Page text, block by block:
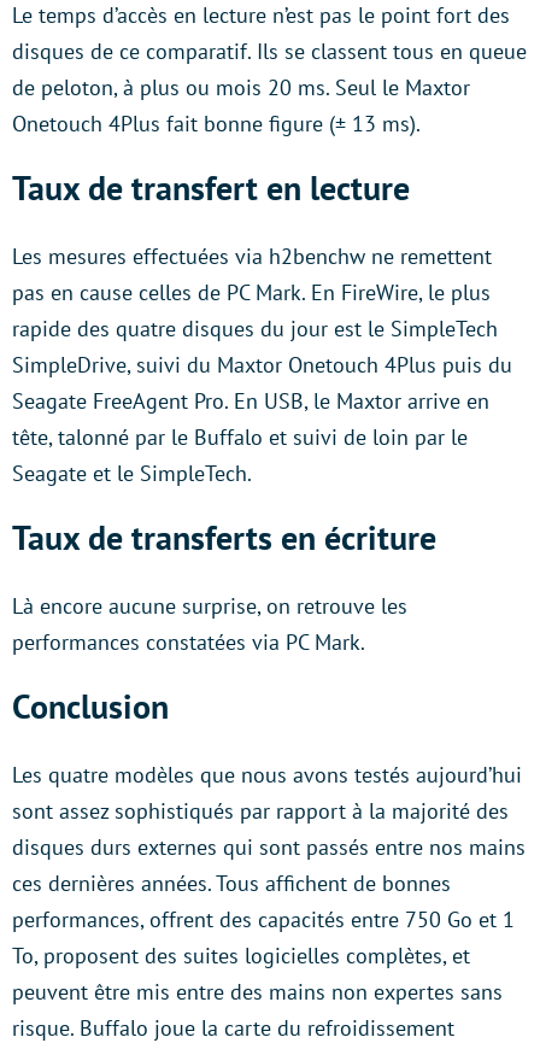
Le temps d’accès en lecture n’est pas le point fort des
disques de ce comparatif. Ils se classent tous en queue
de peloton, à plus ou mois 20 ms. Seul le Maxtor
Onetouch 4Plus fait bonne figure (± 13 ms).
Taux de transfert en lecture
Les mesures effectuées via h2benchw ne remettent
pas en cause celles de PC Mark. En FireWire, le plus
rapide des quatre disques du jour est le SimpleTech
SimpleDrive, suivi du Maxtor Onetouch 4Plus puis du
Seagate FreeAgent Pro. En USB, le Maxtor arrive en
tête, talonné par le Buffalo et suivi de loin par le
Seagate et le SimpleTech.
Taux de transferts en écriture
Là encore aucune surprise, on retrouve les
performances constatées via PC Mark.
Conclusion
Les quatre modèles que nous avons testés aujourd’hui
sont assez sophistiqués par rapport à la majorité des
disques durs externes qui sont passés entre nos mains
ces dernières années. Tous affichent de bonnes
performances, offrent des capacités entre 750 Go et 1
To, proposent des suites logicielles complètes, et
peuvent être mis entre des mains non expertes sans
risque. Buffalo joue la carte du refroidissement